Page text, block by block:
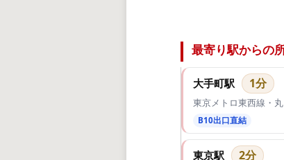
最寄り駅からの
大手町駅 1分
東京メトロ東西線・
B10出口直結
東京駅 2分